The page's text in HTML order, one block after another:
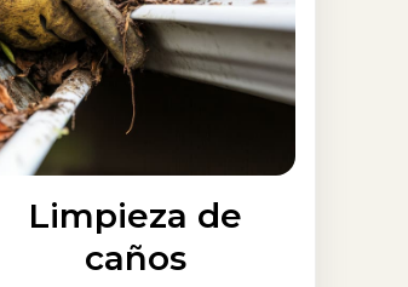
Limpieza de
caños